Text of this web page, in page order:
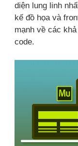
diện lung linh
kế đồ họa và
mạnh về các
code.